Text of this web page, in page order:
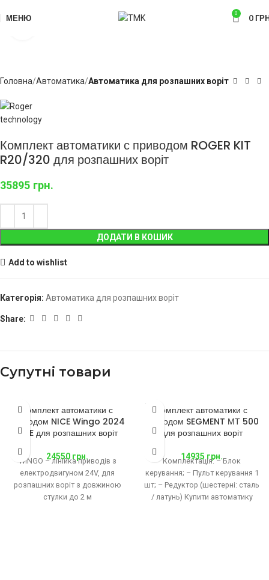
МЕНЮ 0 0
Головна Автоматика Автоматика для розпашних воріт
Комплект автоматики с приводом ROGER KIT
R20/320 для розпашних воріт
35895 грн.
ДОДАТИ В КОШИК
Add to wishlist
Категорія: Автоматика для розпашних воріт
Share:
Супутні товари
Комплект автоматики с
приводом NICE Wingo 2024
KCE для розпашних воріт
24550 грн.
WINGO – лінійка приводів з
електродвигуном 24V, для
розпашних воріт з довжиною
стулки до 2 м
SOLD
OUT
Комплект автоматики с
приводом SEGMENT МТ 500
для розпашних воріт
14935 грн.
Комплектація: – Блок
керування; – Пульт керування 1
шт; – Редуктор (шестерні: сталь
/ латунь) Купити автоматику